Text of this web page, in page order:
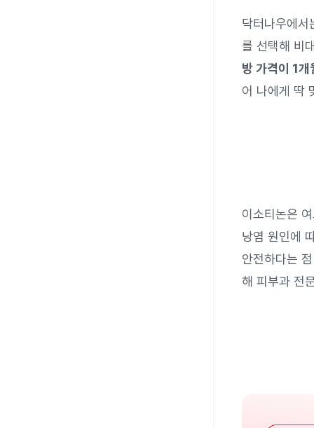
닥터나우에
를 선택해 비
방 가격이 1
어 나에게 딱
이소티논은
낭염 원인에
안전하다는
해 피부과 전